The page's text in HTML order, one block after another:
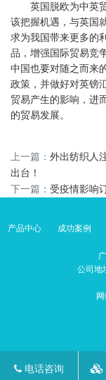
英国脱欧为中英贸
该把握机遇，与英国
求为我国带来更多的
品，增强国际贸易竞
中国也要对随之而来
政策，并做好对英镑
贸易产生的影响，进
的贸易发展。
上一篇： 外出纺织人
出台！
下一篇： 受疫情影响
产品中心 成功案例
公司地
电话咨询